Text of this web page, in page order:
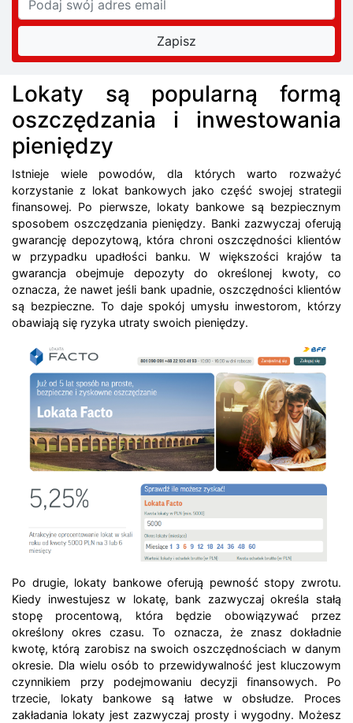
Lokaty są popularną formą
oszczędzania i inwestowania
pieniędzy
Istnieje wiele powodów, dla których warto rozważyć
korzystanie z lokat bankowych jako część swojej strategii
finansowej. Po pierwsze, lokaty bankowe są bezpiecznym
sposobem oszczędzania pieniędzy. Banki zazwyczaj oferują
gwarancję depozytową, która chroni oszczędności klientów
w przypadku upadłości banku. W większości krajów ta
gwarancja obejmuje depozyty do określonej kwoty, co
oznacza, że ​​nawet jeśli bank upadnie, oszczędności klientów
są bezpieczne. To daje spokój umysłu inwestorom, którzy
obawiają się ryzyka utraty swoich pieniędzy.
Po drugie, lokaty bankowe oferują pewność stopy zwrotu.
Kiedy inwestujesz w lokatę, bank zazwyczaj określa stałą
stopę procentową, która będzie obowiązywać przez
określony okres czasu. To oznacza, że ​​znasz dokładnie
kwotę, którą zarobisz na swoich oszczędnościach w danym
okresie. Dla wielu osób to przewidywalność jest kluczowym
czynnikiem przy podejmowaniu decyzji finansowych. Po
trzecie, lokaty bankowe są łatwe w obsłudze. Proces
zakładania lokaty jest zazwyczaj prosty i wygodny. Możesz